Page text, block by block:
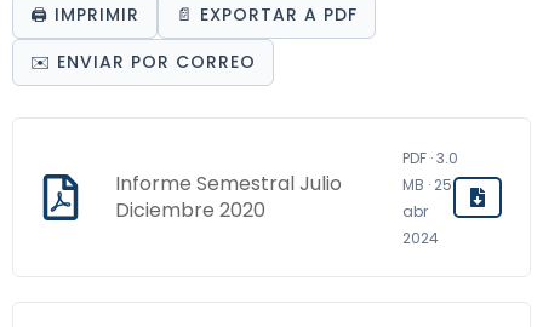
🖨️ IMPRIMIR
📄 EXPORTAR A PDF
✉️ ENVIAR POR CORREO
Informe Semestral Julio
Diciembre 2020
PDF · 3.0
MB · 25
abr
2024